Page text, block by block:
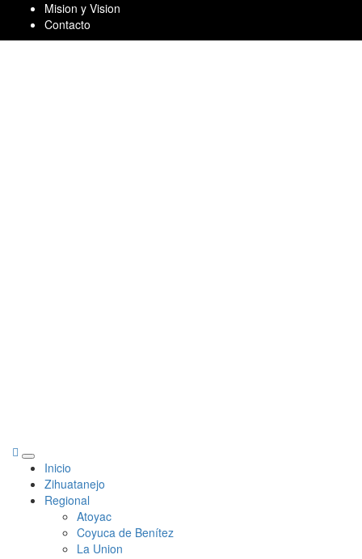
content
Mision y Vision
Contacto
Primary
Menu
Inicio
Zihuatanejo
Regional
Atoyac
Coyuca de Benítez
La Union